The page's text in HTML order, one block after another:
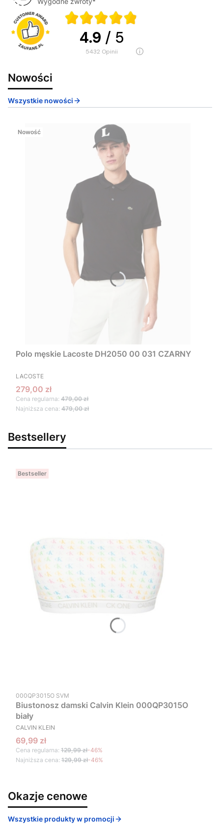
4.9 / 5
5432 opinii
Nowości
Wszystkie nowości
Nowość
Polo męskie Lacoste DH2050 00 031 CZARNY
PRODUCENT
LACOSTE
Cena promocyjna
279,00 zł
Cena regularna: 479,00 zł
Najniższa cena: 479,00 zł
Bestsellery
Bestseller
Kod produktu
000QP3015O SVM
Biustonosz damski Calvin Klein 000QP3015O
biały
PRODUCENT
CALVIN KLEIN
Cena promocyjna
69,99 zł
Cena regularna: 129,99 zł-46%
Najniższa cena: 129,99 zł-46%
Okazje cenowe
Wszystkie produkty w promocji